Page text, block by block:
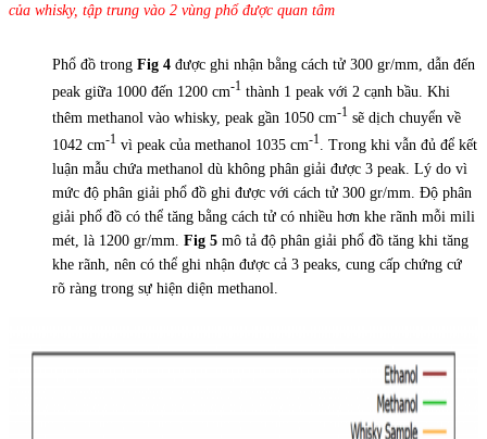
của whisky, tập trung vào 2 vùng phổ được quan tâm
Phổ đồ trong Fig 4 được ghi nhận bằng cách tử 300 gr/mm, dẫn đến
peak giữa 1000 đến 1200 cm-1 thành 1 peak với 2 cạnh bầu. Khi
thêm methanol vào whisky, peak gần 1050 cm-1 sẽ dịch chuyển về
1042 cm-1 vì peak của methanol 1035 cm-1 . Trong khi vẫn đủ để kết
luận mẫu chứa methanol dù không phân giải được 3 peak. Lý do vì
mức độ phân giải phổ đồ ghi được với cách tử 300 gr/mm. Độ phân
giải phổ đồ có thể tăng bằng cách tử có nhiều hơn khe rãnh mỗi mili
mét, là 1200 gr/mm. Fig 5 mô tả độ phân giải phổ đồ tăng khi tăng
khe rãnh, nên có thể ghi nhận được cả 3 peaks, cung cấp chứng cứ
rõ ràng trong sự hiện diện methanol.